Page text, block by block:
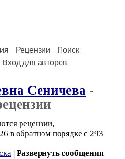
Рецензии
Поиск
Вход для авторов
Сеничева -
рецензии,
в обратном порядке с 293
| Развернуть сообщения